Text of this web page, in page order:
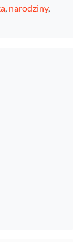
narodziny,